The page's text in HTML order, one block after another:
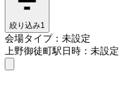
絞り込み1
会場タイプ：未設定
上野御徒町駅日時：未設定